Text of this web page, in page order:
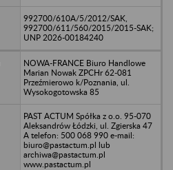
992700/610A/5/2012/SAK,
992700/611/560/2015/2015-SAK;
UNP 2026-00184240
NOWA-FRANCE Biuro Handlowe
Marian Nowak ZPCHr 62-081
Przeźmierowo k/Poznania, ul.
Wysokogotowska 85
PAST ACTUM Spółka z o.o. 95-070
Aleksandrów Łódzki, ul. Zgierska 47
A telefon: 500 068 990 e-mail:
biuro@pastactum.pl lub
archiwa@pastactum.pl
www.pastactum.pl